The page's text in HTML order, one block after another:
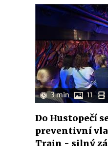
3 min 11
Do Hustopečí
preventivní
Train - silný